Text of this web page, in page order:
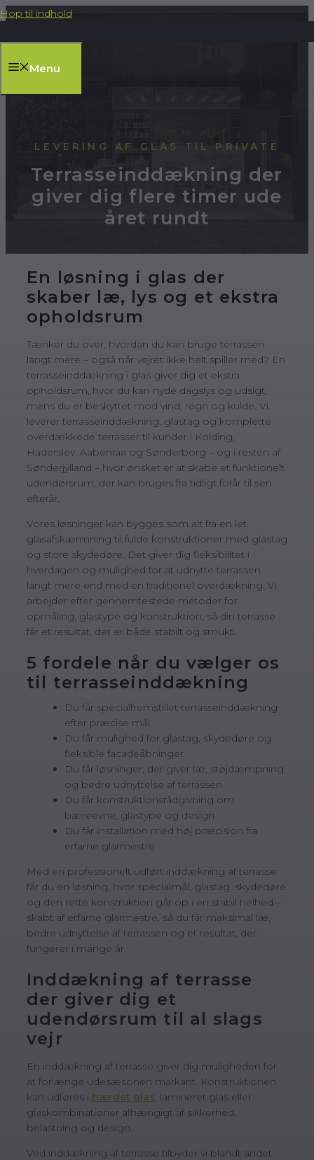
Hop til indhold
Menu
LEVERING AF GLAS TIL PRIVATE
Terrasseinddækning der
giver dig flere timer ude
året rundt
En løsning i glas der
skaber læ, lys og et ekstra
opholdsrum
Tænker du over, hvordan du kan bruge terrassen
langt mere – også når vejret ikke helt spiller med? En
terrasseinddækning i glas giver dig et ekstra
opholdsrum, hvor du kan nyde dagslys og udsigt,
mens du er beskyttet mod vind, regn og kulde. Vi
leverer terrasseinddækning, glastag og komplette
overdækkede terrasser til kunder i Kolding,
Haderslev, Aabenraa og Sønderborg – og i resten af
Sønderjylland – hvor ønsket er at skabe et funktionelt
udendørsrum, der kan bruges fra tidligt forår til sen
efterår.
Vores løsninger kan bygges som alt fra en let
glasafskærmning til fulde konstruktioner med glastag
og store skydedøre. Det giver dig fleksibilitet i
hverdagen og mulighed for at udnytte terrassen
langt mere end med en traditionel overdækning. Vi
arbejder efter gennemtestede metoder for
opmåling, glastype og konstruktion, så din terrasse
får et resultat, der er både stabilt og smukt.
5 fordele når du vælger os
til terrasseinddækning
Du får specialfremstillet terrasseinddækning
efter præcise mål
Du får mulighed for glastag, skydedøre og
fleksible facadeåbninger
Du får løsninger, der giver læ, støjdæmpning
og bedre udnyttelse af terrassen
Du får konstruktionsrådgivning om
bæreevne, glastype og design
Du får installation med høj præcision fra
erfarne glarmestre
Med en professionelt udført inddækning af terrasse
får du en løsning, hvor specialmål, glastag, skydedøre
og den rette konstruktion går op i en stabil helhed –
skabt af erfarne glarmestre, så du får maksimal læ,
bedre udnyttelse af terrassen og et resultat, der
fungerer i mange år.
Inddækning af terrasse
der giver dig et
udendørsrum til al slags
vejr
En inddækning af terrasse giver dig muligheden for
at forlænge udesæsonen markant. Konstruktionen
kan udføres i hærdet glas, lamineret glas eller
glaskombinationer afhængigt af sikkerhed,
belastning og design.
Ved inddækning af terrasse tilbyder vi blandt andet: